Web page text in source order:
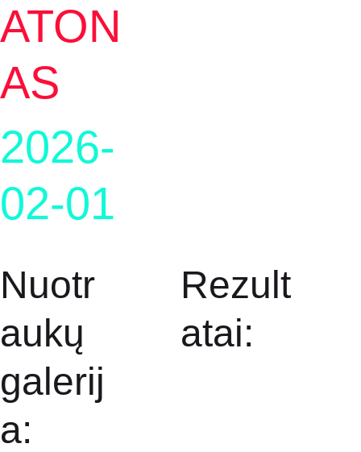
2026-
02-01
Nuotr
aukų
galerij
a:
Rezult
atai:
ATON
AS